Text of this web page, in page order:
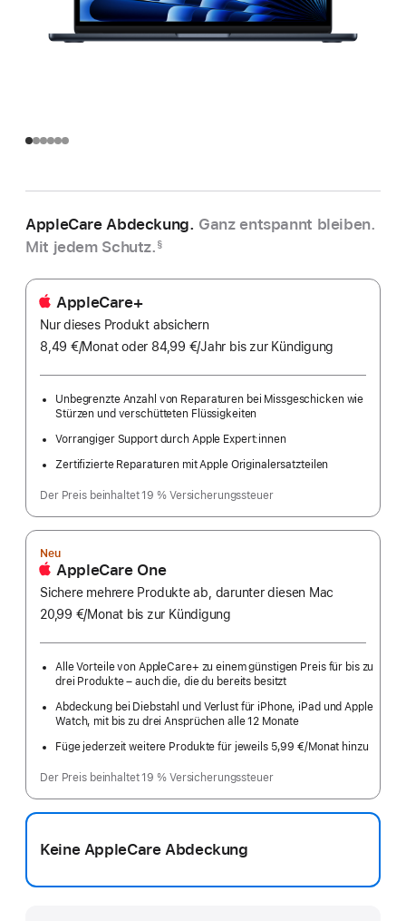
AppleCare Abdeckung. Ganz entspannt bleiben.
Mit jedem Schutz. §
AppleCare+
Nur dieses Produkt absichern
8,49 €/Monatpro
oder 84,99 €/Jahr Pro
bis zur Kündigung
Unbegrenzte Anzahl von Reparaturen bei Missgeschicken wie
Stürzen und verschütteten Flüssigkeiten
Vorrangiger Support durch Apple Expert:innen
Zertifizierte Reparaturen mit Apple Originalersatzteilen
Der Preis beinhaltet 19 % Versicherungssteuer
Neu
AppleCare One
Sichere mehrere Produkte ab, darunter diesen Mac
20,99 €/Monat pro
bis zur Kündigung
Alle Vorteile von AppleCare+ zu einem günstigen Preis für bis zu
drei Produkte – auch die, die du bereits besitzt
Abdeckung bei Diebstahl und Verlust für iPhone, iPad und Apple
Watch, mit bis zu drei Ansprüchen alle 12 Monate
Füge jederzeit weitere Produkte für jeweils 5,99 €/Monat hinzu
Der Preis beinhaltet 19 % Versicherungssteuer
Keine AppleCare Abdeckung